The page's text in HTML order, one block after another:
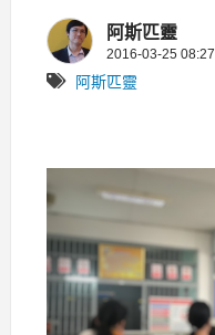
阿斯匹靈
2016-03-25 08:27
阿斯匹靈